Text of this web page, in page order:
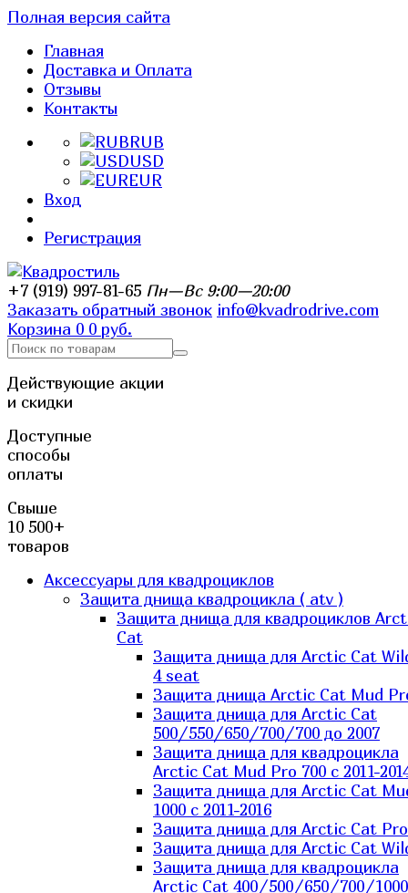
Полная версия сайта
Главная
Доставка и Оплата
Отзывы
Контакты
RUB
USD
EUR
Вход
Регистрация
+7 (919) 997-81-65 Пн—Вс 9:00—20:00
Заказать обратный звонок info@kvadrodrive.com
Корзина 0 0 руб.
Действующие акции
и скидки
Доступные
способы
оплаты
Свыше
10 500+
товаров
Аксессуары для квадроциклов
Защита днища квадроцикла ( atv )
Защита днища для квадроциклов
Cat
Защита днища для Arctic Cat
4 seat
Защита днища Arctic Cat Mud
Защита днища для Arctic Cat
500/550/650/700/700 до 2007
Защита днища для квадроцикла
Arctic Cat Mud Pro 700 с 2011-
Защита днища для Arctic Cat
1000 c 2011-2016
Защита днища для Arctic Cat
Защита днища для Arctic Cat
Защита днища для квадроцикла
Arctic Cat 400/500/650/700/1000